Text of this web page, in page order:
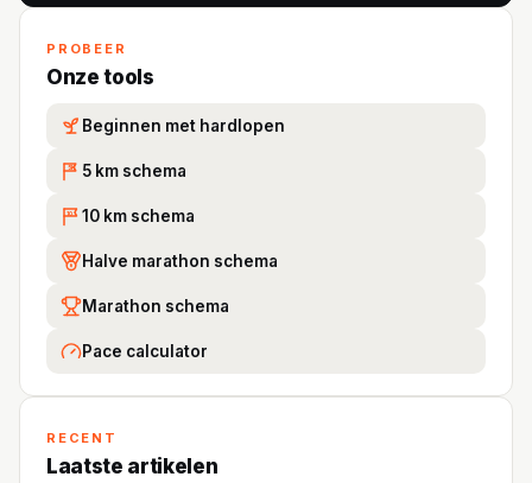
PROBEER
Onze tools
Beginnen met hardlopen
5K 5 km schema
10 10 km schema
Halve marathon schema
Marathon schema
Pace calculator
RECENT
Laatste artikelen